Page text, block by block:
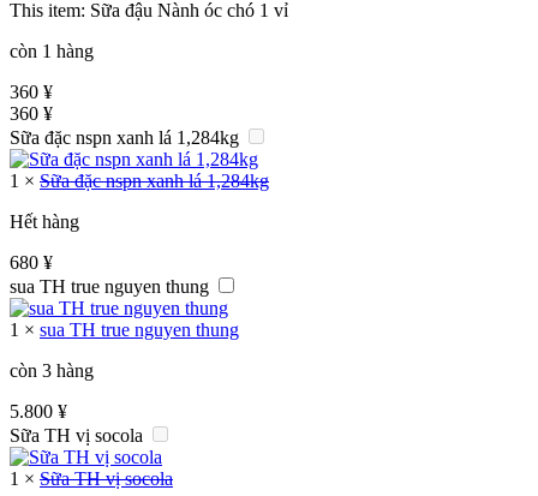
This item: Sữa đậu Nành óc chó 1 vỉ
còn 1 hàng
360 ¥
360 ¥
Sữa đặc nspn xanh lá 1,284kg
1 × Sữa đặc nspn xanh lá 1,284kg
Hết hàng
680 ¥
sua TH true nguyen thung
1 × sua TH true nguyen thung
còn 3 hàng
5.800 ¥
Sữa TH vị socola
1 × Sữa TH vị socola